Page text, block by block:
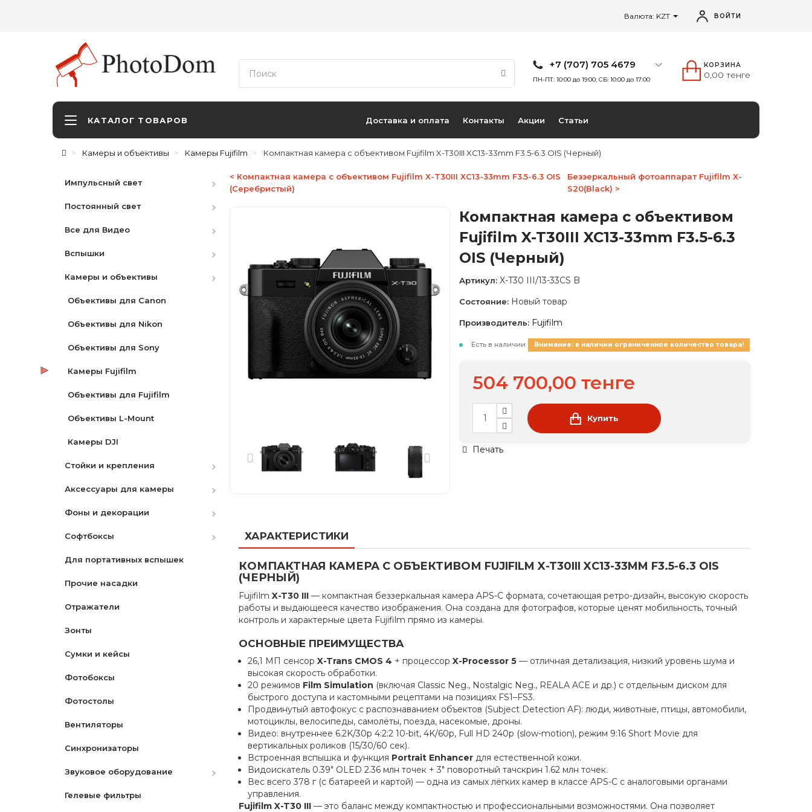
Валюта: KZT ВОЙТИ
+7 (707) 705 4679
ПН-ПТ: 10:00 до 19:00; СБ: 10:00 до 17:00
КОРЗИНА
0,00 тенге
КАТАЛОГ ТОВАРОВ Доставка и оплата Контакты Акции Статьи
Камеры и объективы Камеры Fujifilm Компактная камера с объективом Fujifilm X-T30III XC13-33mm F3.5-6.3 OIS (Черный)
Импульсный свет
Студийные вспышки
Наборы
Аксессуары
Постоянный свет
HMI
LED студийный
Флуоресцентный
Кварцевый
Аксессуары
Батареи для LED
Кольцевой свет
Наборы
RGB LED
LED накамерный
С линзой Френеля
Все для Видео
Видоискатели
Электронные стабилизаторы
камеры
Механические стабилизаторы
камеры
Рельсы
Триподы
Моноподы
Клейкие ленты
Мониторы
Аксессуары
Телесуфлеры
Видеосендеры
Вспышки
Аккумуляторы
Камеры и объективы
Объективы для Canon
Объективы для Nikon
Объективы для Sony
Камеры Fujifilm
Объективы для Fujifilm
Объективы L-Mount
Камеры DJI
Стойки и крепления
Держатели фонов
Стойки
Крепеж
Система рельс
Аксессуары для камеры
Фильтры
UV | Защитный
CPL-Поляризационный
ND-Нейтрально Серый
Градиентные
Чехлы
Макро
Наборы
Star- Звездный
Штативы ( Триподы )
Моноподы
Наборы для чистки
Сумки для камер
Карты памяти
Крышки для объективов
Пульты
Переходные кольца
Аккумуляторы
Canon
Nikon
Зарядные устройства
Canon
Nikon
Ремни
Защитные экраны
Фоны и декорации
Бумажные
Матерчатые
Переносные
PVC
Софтбоксы
Октобоксы
Для портативных вспышек
Прочие насадки
Отражатели
Зонты
Сумки и кейсы
Фотобоксы
Фотостолы
Вентиляторы
Синхронизаторы
Звуковое оборудование
Микрофоны
Гелевые фильтры
< Компактная камера с объективом Fujifilm X-T30III XC13-33mm F3.5-6.3 OIS
(Серебристый)
Беззеркальный фотоаппарат Fujifilm X-
S20(Black) >
Компактная камера с объективом
Fujifilm X-T30III XC13-33mm F3.5-6.3
OIS (Черный)
Артикул: X-T30 III/13-33CS B
Состояние: Новый товар
Производитель: Fujifilm
Есть в наличии Внимание: в наличии ограниченное количество товара!
504 700,00 тенге
Купить
Печать
ХАРАКТЕРИСТИКИ
КОМПАКТНАЯ КАМЕРА С ОБЪЕКТИВОМ FUJIFILM X-T30III XC13-33MM F3.5-6.3 OIS
(ЧЕРНЫЙ)
Fujifilm X-T30 III— компактная беззеркальная камера APS-C формата, сочетающая ретро-дизайн, высокую скорость
работы и выдающееся качество изображения. Она создана для фотографов, которые ценят мобильность, точный
контроль и характерные цвета Fujifilm прямо из камеры.
ОСНОВНЫЕ ПРЕИМУЩЕСТВА
26,1 МП сенсор X-Trans CMOS 4 + процессор X-Processor 5— отличная детализация, низкий уровень шума и
высокая скорость обработки.
20 режимов Film Simulation (включая Classic Neg., Nostalgic Neg., REALA ACE и др.) с отдельным диском для
быстрого доступа и кастомными рецептами на позициях FS1–FS3.
Продвинутый автофокус с распознаванием объектов (Subject Detection AF): люди, животные, птицы, автомобили,
мотоциклы, велосипеды, самолёты, поезда, насекомые, дроны.
Видео: внутреннее 6.2K/30p 4:2:2 10-bit, 4K/60p, Full HD 240p (slow-motion), режим 9:16 Short Movie для
вертикальных роликов (15/30/60 сек).
Встроенная вспышка и функция Portrait Enhancerдля естественной кожи.
Видоискатель 0.39" OLED 2.36 млн точек + 3" поворотный тачскрин 1.62 млн точек.
Вес всего 378 г (с батареей и картой) — одна из самых лёгких камер в классе APS-C с аналоговыми органами
управления.
Fujifilm X-T30 III— это баланс между компактностью и профессиональными возможностями. Она позволяет